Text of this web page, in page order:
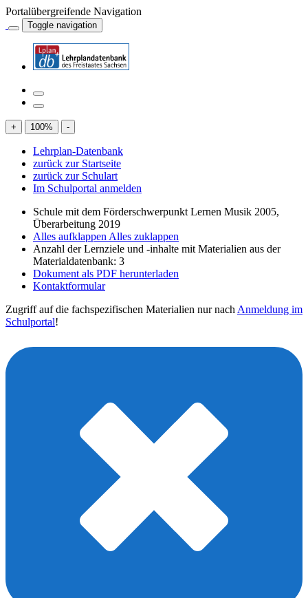
Portalübergreifende Navigation
Toggle navigation
+ 100% -
Lehrplan-Datenbank
zurück zur Startseite
zurück zur Schulart
Im Schulportal anmelden
Schule mit dem Förderschwerpunkt Lernen Musik 2005,
Überarbeitung 2019
Alles aufklappen Alles zuklappen
Anzahl der Lernziele und -inhalte mit Materialien aus der
Materialdatenbank: 3
Dokument als PDF herunterladen
Kontaktformular
Zugriff auf die fachspezifischen Materialien nur nach Anmeldung im
Schulportal!